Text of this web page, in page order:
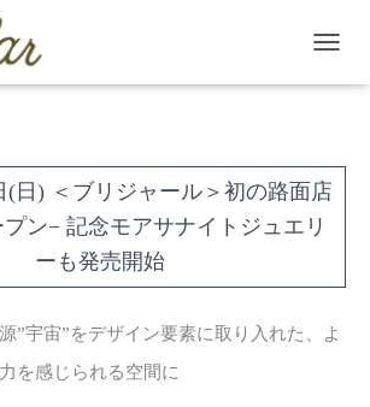
O
N
G
T
(日) ＜ブリジャール＞初の路面店
ン− 記念モアサナイトジュエリ
ーも発売開始
”宇宙”をデザイン要素に取り入れた、よ
を感じられる空間に